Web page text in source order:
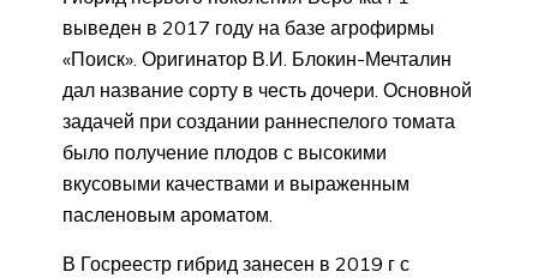
выведен в 2017 году на базе агрофирмы
«Поиск». Оригинатор В.И. Блокин-Мечталин
дал название сорту в честь дочери. Основной
задачей при создании раннеспелого томата
было получение плодов с высокими
вкусовыми качествами и выраженным
пасленовым ароматом.
В Госреестр гибрид занесен в 2019 г с